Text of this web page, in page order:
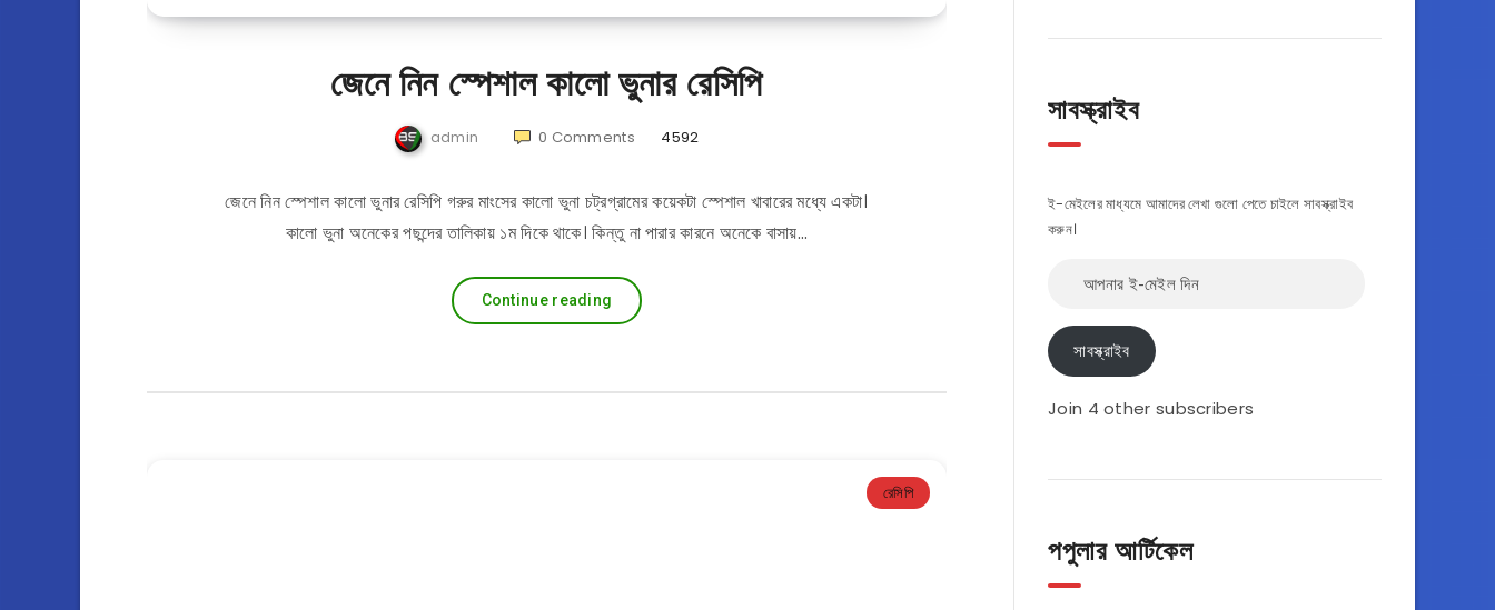
জেনে নিন স্পেশাল কালো ভুনার রেসিপি
admin 0 Comments 4592
জেনে নিন স্পেশাল কালো ভুনার রেসিপি গরুর মাংসের কালো ভুনা চট্রগ্রামের কয়েকটা স্পেশাল খাবারের মধ্যে একটা।
কালো ভুনা অনেকের পছন্দের তালিকায় ১ম দিকে থাকে। কিন্তু না পারার কারনে অনেকে বাসায়…
Continue reading
রেসিপি
সাবস্ক্রাইব
ই-মেইলের মাধ্যমে আমাদের লেখা গুলো পেতে চাইলে সাবস্ক্রাইব
করুন।
মেইল
দিন
সাবস্ক্রাইব
Join 4 other subscribers
পপুলার আর্টিকেল